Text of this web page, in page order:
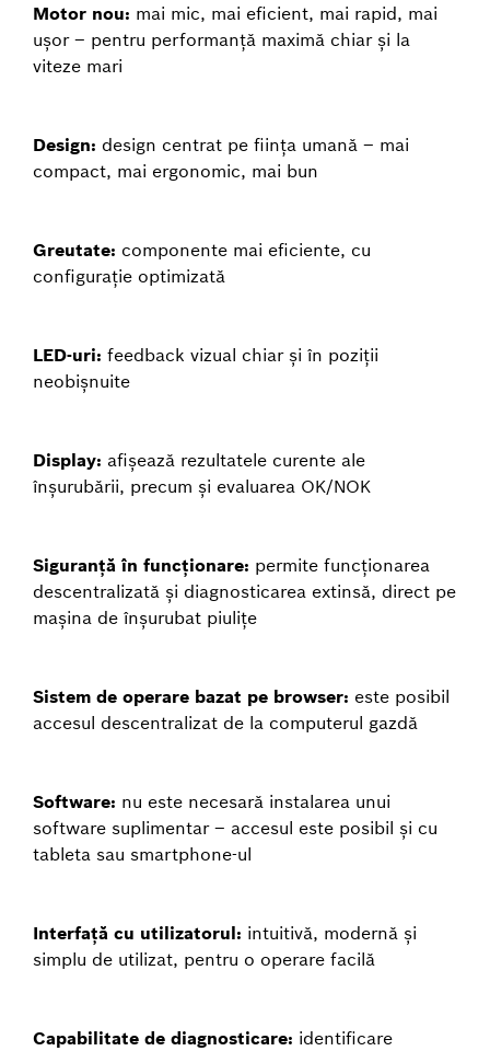
Motor nou: mai mic, mai eficient, mai rapid, mai
ușor – pentru performanță maximă chiar și la
viteze mari
Design: design centrat pe ființa umană – mai
compact, mai ergonomic, mai bun
Greutate: componente mai eficiente, cu
configurație optimizată
LED-uri: feedback vizual chiar și în poziții
neobișnuite
Display: afișează rezultatele curente ale
înșurubării, precum și evaluarea OK/NOK
Siguranță în funcționare: permite funcționarea
descentralizată și diagnosticarea extinsă, direct pe
mașina de înșurubat piulițe
Sistem de operare bazat pe browser: este posibil
accesul descentralizat de la computerul gazdă
Software: nu este necesară instalarea unui
software suplimentar – accesul este posibil și cu
tableta sau smartphone-ul
Interfață cu utilizatorul: intuitivă, modernă și
simplu de utilizat, pentru o operare facilă
Capabilitate de diagnosticare: identificare